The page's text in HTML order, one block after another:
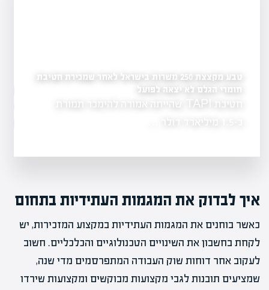
חדשה
כאחד,
טבע מקצצת 250 משרות בישראל לאחר שמכירת חטיבת
חומרי הגלם לא יצאה לפועל
חטיבת TAPI, שהייתה אמורה להימכר תמורת
איך לבדוק את המגמות העתידיות בתחום
כאשר בוחנים את המגמות העתידיות במקצוע המזכירות, יש
לקחת בחשבון את השינויים הטכנולוגיים והכלכליים. חשוב
לעקוב אחר דוחות שוק העבודה המתפרסמים מדי שנה,
שמציעים תובנות לגבי מקצועות מבוקשים ומקצועות שירדו